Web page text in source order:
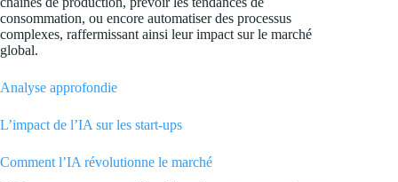
consommation, ou encore automatiser des processus
complexes, raffermissant ainsi leur impact sur le marché
global.
Analyse approfondie
L’impact de l’IA sur les start-ups
Comment l’IA révolutionne le marché